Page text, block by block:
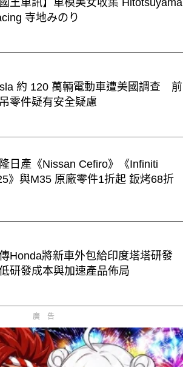
國王車訊】車模美女收集 Hitotsuyama
寺地みのり
約 120 萬輛電動車遭美國調查 前
零件疑有安全疑慮
日產《Nissan Cefiro》《Infiniti
》與M35 原廠零件1折起 鈑烤68折
Honda將新車外包給印度塔塔研發
研發成本與加速產品佈局
廣告